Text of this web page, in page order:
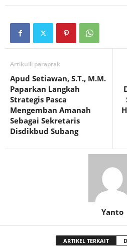
Artikulli paraprak
Apud Setiawan, S.T., M.M.
Paparkan Langkah
Strategis Pasca
Mengemban Amanah
Sebagai Sekretaris
Disdikbud Subang
Yanto
ARTIKEL TERKAIT